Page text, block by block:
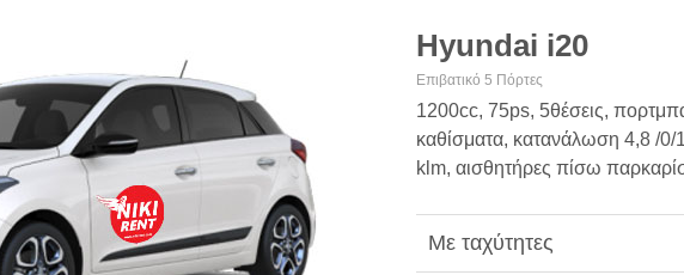
Hyundai i20
Επιβατικό 5 Πόρτες
1200cc, 75ps, 5θέσεις,
καθίσματα, κατανάλωση 4,8 /
klm, αισθητήρες πίσω
Με ταχύτητες